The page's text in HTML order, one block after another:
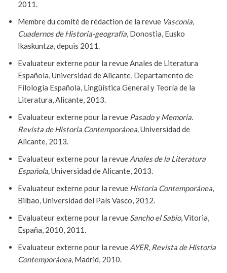
2011.
Membre du comité de rédaction de la revue Vasconia,
Cuadernos de Historia-geografía, Donostia, Eusko
Ikaskuntza, depuis 2011.
Evaluateur externe pour la revue Anales de Literatura
Española, Universidad de Alicante, Departamento de
Filología Española, Lingüística General y Teoría de la
Literatura, Alicante, 2013.
Evaluateur externe pour la revue Pasado y Memoria.
Revista de Historia Contemporánea,Universidad de
Alicante, 2013.
Evaluateur externe pour la revue Anales de la Literatura
Española,Universidad de Alicante, 2013.
Evaluateur externe pour la revue Historia Contemporánea,
Bilbao, Universidad del País Vasco, 2012.
Evaluateur externe pour la revue Sancho el Sabio, Vitoria,
España, 2010, 2011.
Evaluateur externe pour la revue AYER, Revista de Historia
Contemporánea, Madrid, 2010.